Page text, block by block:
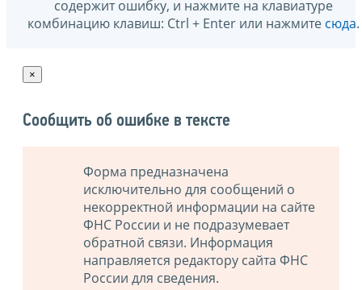
содержит ошибку, и нажмите на клавиатуре
комбинацию клавиш: Ctrl + Enter или нажмите сюда.
×
Сообщить об ошибке в тексте
Форма предназначена
исключительно для сообщений о
некорректной информации на сайте
ФНС России и не подразумевает
обратной связи. Информация
направляется редактору сайта ФНС
России для сведения.